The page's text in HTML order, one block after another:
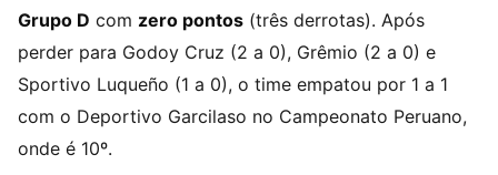
Grupo D com zero pontos (três derrotas). Após
perder para Godoy Cruz (2 a 0), Grêmio (2 a 0) e
Sportivo Luqueño (1 a 0), o time empatou por 1 a 1
com o Deportivo Garcilaso no Campeonato Peruano,
onde é 10º.